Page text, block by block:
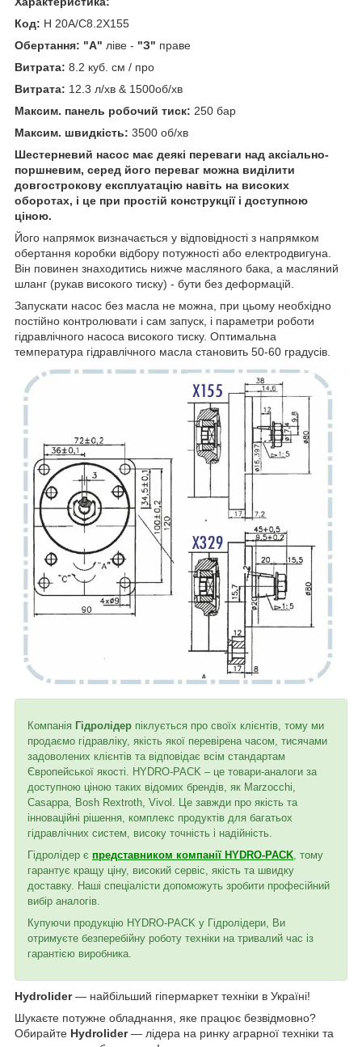
Код: H 20A/C8.2X155
Обертання: "А" ліве - "З" праве
Витрата: 8.2 куб. см / про
Витрата: 12.3 л/хв & 1500об/хв
Максим. панель робочий тиск: 250 бар
Максим. швидкість: 3500 об/хв
Шестерневий насос має деякі переваги над аксіально-
поршневим, серед його переваг можна виділити
довгострокову експлуатацію навіть на високих
оборотах, і це при простій конструкції і доступною
ціною.
Його напрямок визначається у відповідності з напрямком
обертання коробки відбору потужності або електродвигуна.
Він повинен знаходитись нижче масляного бака, а масляний
шланг (рукав високого тиску) - бути без деформацій.
Запускати насос без масла не можна, при цьому необхідно
постійно контролювати і сам запуск, і параметри роботи
гідравлічного насоса високого тиску. Оптимальна
температура гідравлічного масла становить 50-60 градусів.
Компанія Гідролідер піклується про своїх клієнтів, тому ми
продаємо гідравліку, якість якої перевірена часом, тисячами
задоволених клієнтів та відповідає всім стандартам
Європейської якості. HYDRO-PACK – це товари-аналоги за
доступною ціною таких відомих брендів, як Marzocchi,
Casappa, Bosh Rextroth, Vivol. Це завжди про якість та
інноваційні рішення, комплекс продуктів для багатьох
гідравлічних систем, високу точність і надійність.
Гідролідер є представником компанії HYDRO-PACK , тому
гарантує кращу ціну, високий сервіс, якість та швидку
доставку. Наші спеціалісти допоможуть зробити професійний
вибір аналогів.
Купуючи продукцію HYDRO-PACK у Гідролідери, Ви
отримуєте безперебійну роботу техніки на тривалий час із
гарантією виробника.
Hydrolider— найбільший гіпермаркет техніки в Україні!
Шукаєте потужне обладнання, яке працює безвідмовно?
Обирайте Hydrolider— лідера на ринку аграрної техніки та